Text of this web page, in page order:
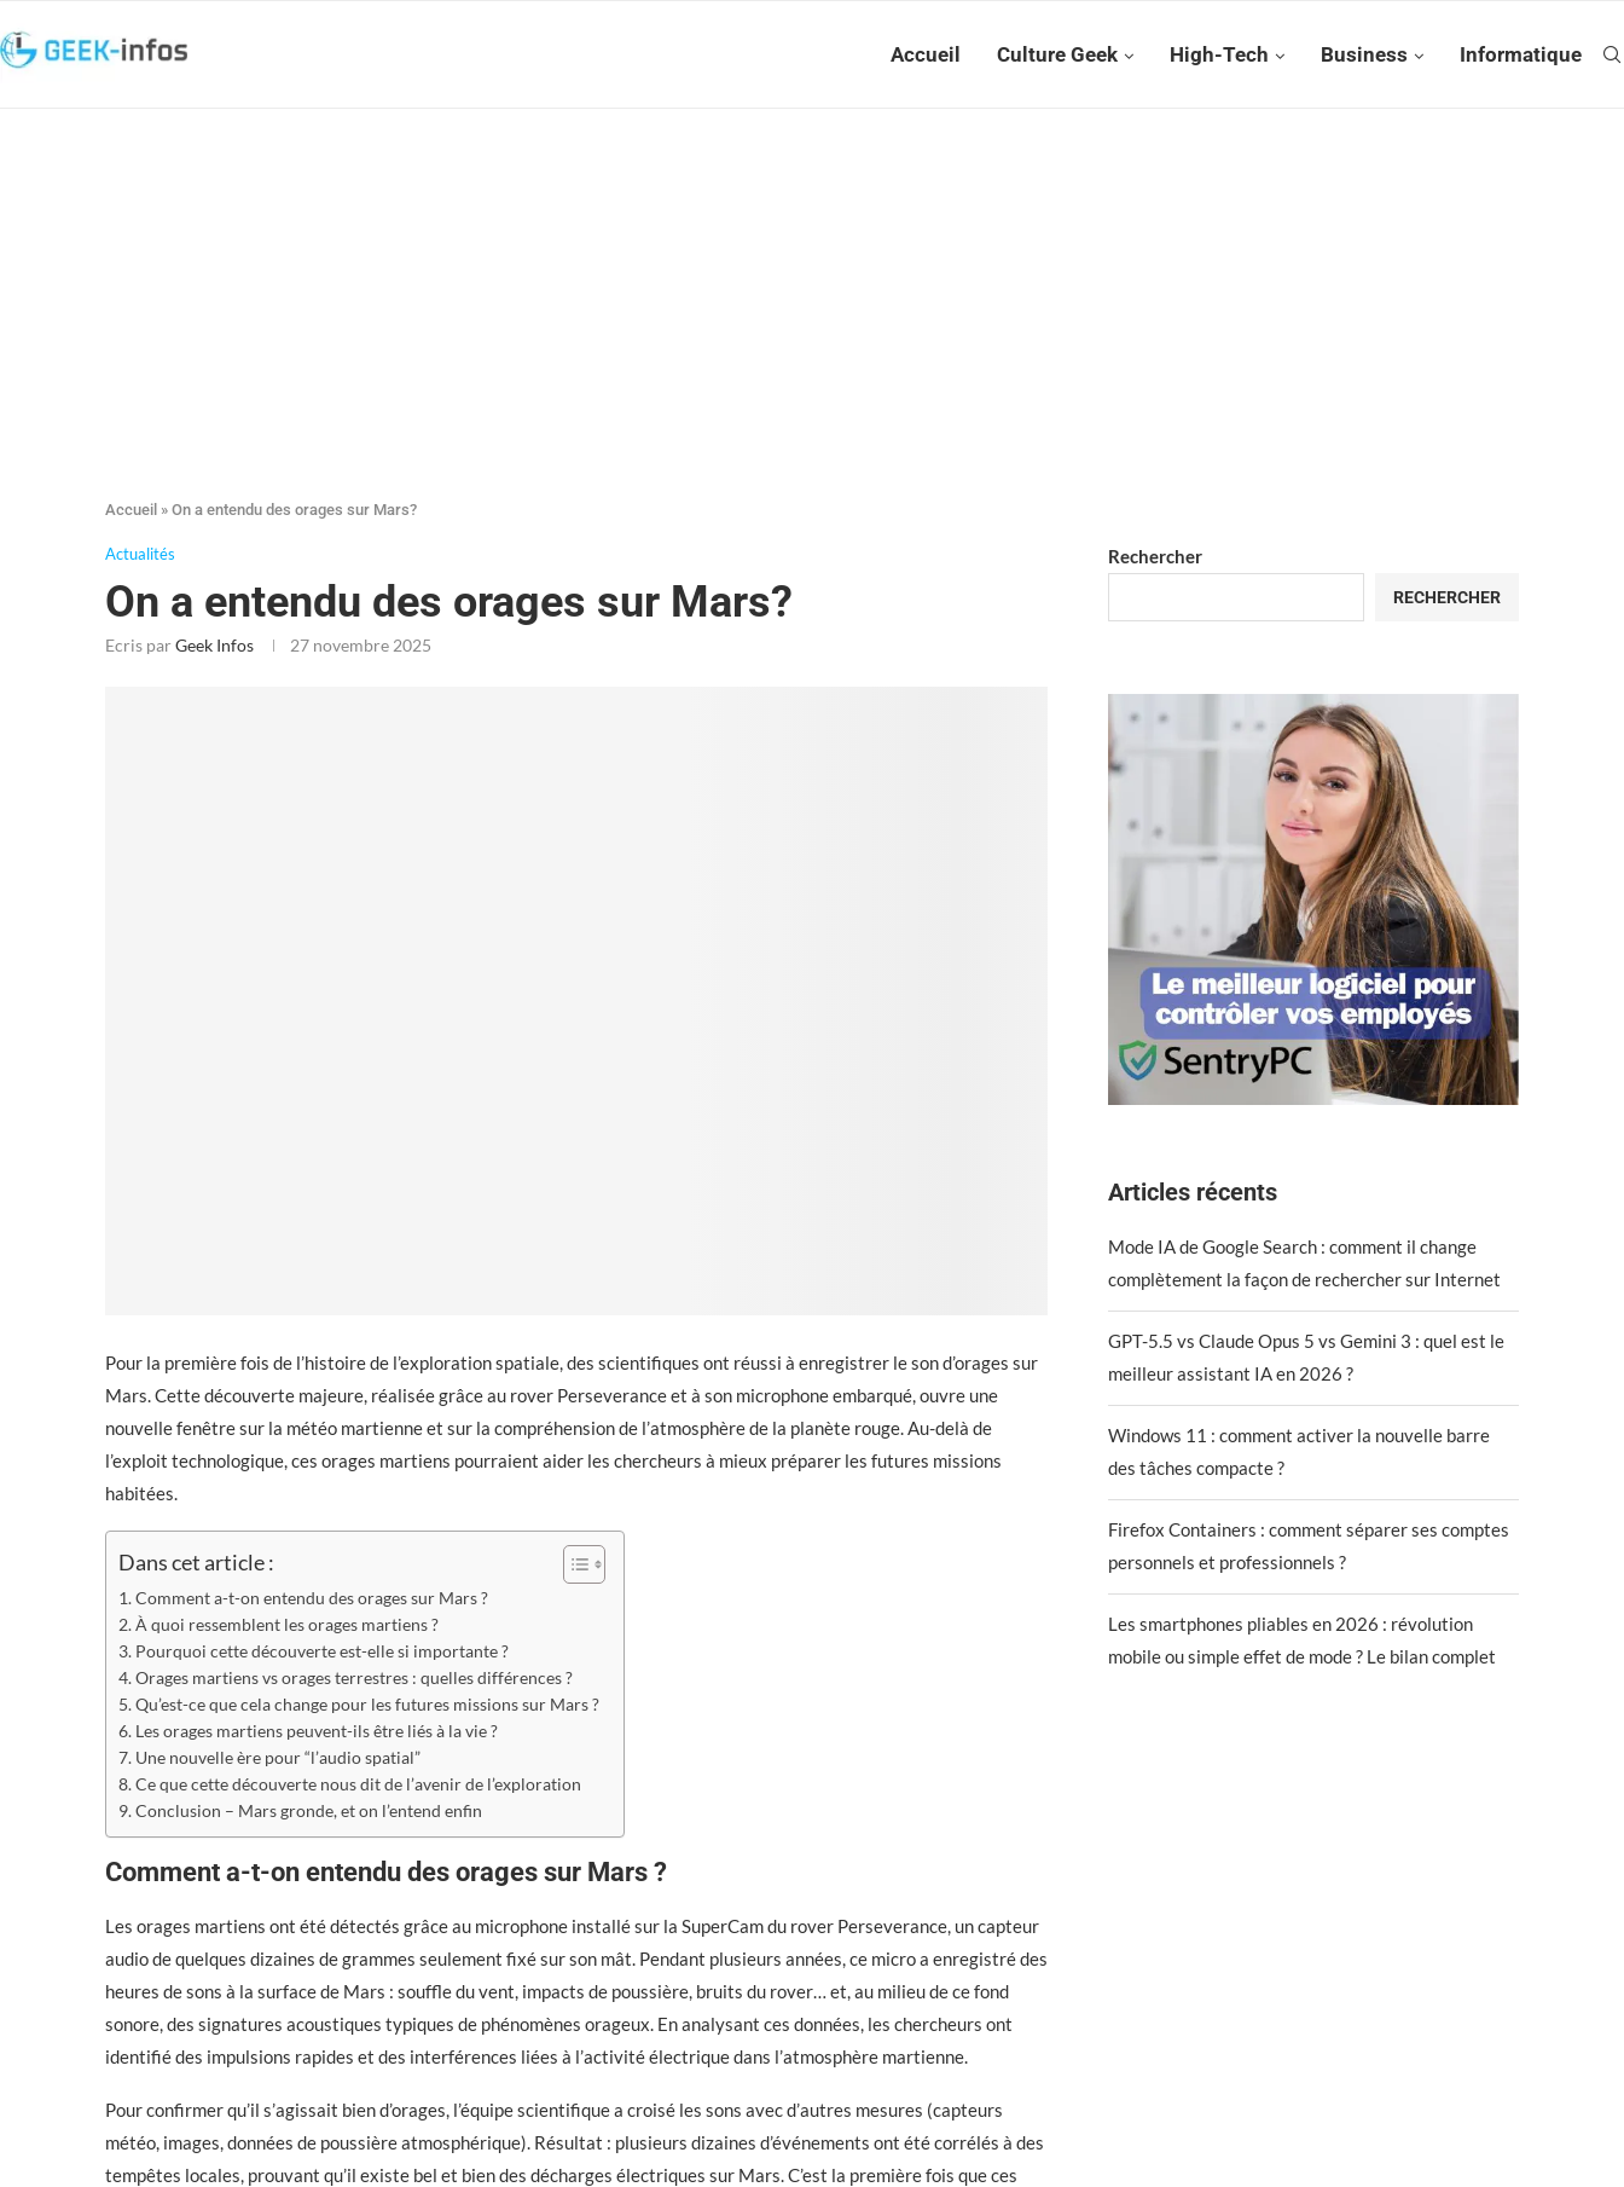
Accueil Culture Geek High-Tech Business Informatique
Accueil » On a entendu des orages sur Mars?
Actualités
On a entendu des orages sur Mars?
Ecris par Geek Infos 27 novembre 2025
Pour la première fois de l’histoire de l’exploration spatiale, des scientifiques ont réussi à enregistrer le son d’orages sur
Mars. Cette découverte majeure, réalisée grâce au rover Perseverance et à son microphone embarqué, ouvre une
nouvelle fenêtre sur la météo martienne et sur la compréhension de l’atmosphère de la planète rouge. Au-delà de
l’exploit technologique, ces orages martiens pourraient aider les chercheurs à mieux préparer les futures missions
habitées.
Dans cet article :
Comment a-t-on entendu des orages sur Mars ?
À quoi ressemblent les orages martiens ?
Pourquoi cette découverte est-elle si importante ?
Orages martiens vs orages terrestres : quelles différences ?
Qu’est-ce que cela change pour les futures missions sur Mars ?
Les orages martiens peuvent-ils être liés à la vie ?
Une nouvelle ère pour “l’audio spatial”
Ce que cette découverte nous dit de l’avenir de l’exploration
Conclusion – Mars gronde, et on l’entend enfin
Comment a-t-on entendu des orages sur Mars ?
Les orages martiens ont été détectés grâce au microphone installé sur la SuperCam du rover Perseverance, un capteur
audio de quelques dizaines de grammes seulement fixé sur son mât. Pendant plusieurs années, ce micro a enregistré des
heures de sons à la surface de Mars : souffle du vent, impacts de poussière, bruits du rover… et, au milieu de ce fond
sonore, des signatures acoustiques typiques de phénomènes orageux. En analysant ces données, les chercheurs ont
identifié des impulsions rapides et des interférences liées à l’activité électrique dans l’atmosphère martienne.
Pour confirmer qu’il s’agissait bien d’orages, l’équipe scientifique a croisé les sons avec d’autres mesures (capteurs
météo, images, données de poussière atmosphérique). Résultat : plusieurs dizaines d’événements ont été corrélés à des
tempêtes locales, prouvant qu’il existe bel et bien des décharges électriques sur Mars. C’est la première fois que ces
Rechercher
RECHERCHER
Articles récents
Mode IA de Google Search : comment il change
complètement la façon de rechercher sur Internet
GPT-5.5 vs Claude Opus 5 vs Gemini 3 : quel est le
meilleur assistant IA en 2026 ?
Windows 11 : comment activer la nouvelle barre
des tâches compacte ?
Firefox Containers : comment séparer ses comptes
personnels et professionnels ?
Les smartphones pliables en 2026 : révolution
mobile ou simple effet de mode ? Le bilan complet